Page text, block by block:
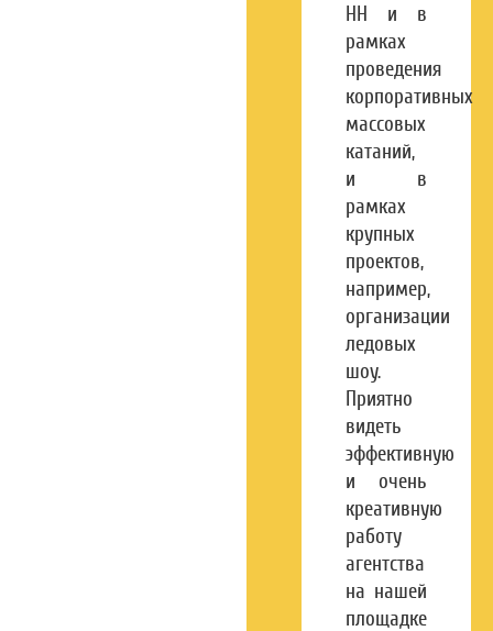
НН и в
рамках
проведения
корпоративных
массовых
катаний,
и в
рамках
крупных
проектов,
например,
организации
ледовых
шоу.
Приятно
видеть
эффективную
и очень
креативную
работу
агентства
на нашей
площадке